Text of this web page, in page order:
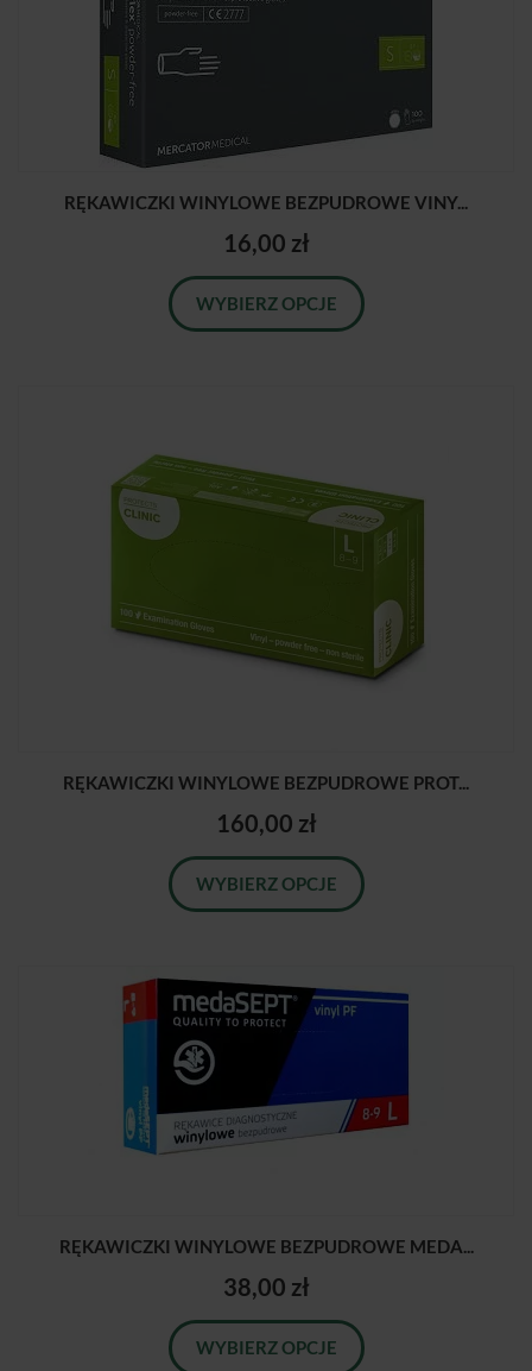
RĘKAWICZKI WINYLOWE BEZPUDROWE VINY...
16,00 zł
WYBIERZ OPCJE
RĘKAWICZKI WINYLOWE BEZPUDROWE PROT...
160,00 zł
WYBIERZ OPCJE
RĘKAWICZKI WINYLOWE BEZPUDROWE MEDA...
38,00 zł
WYBIERZ OPCJE